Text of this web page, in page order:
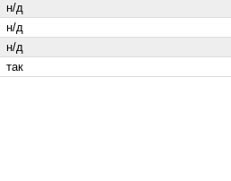
н/д
н/д
н/д
так